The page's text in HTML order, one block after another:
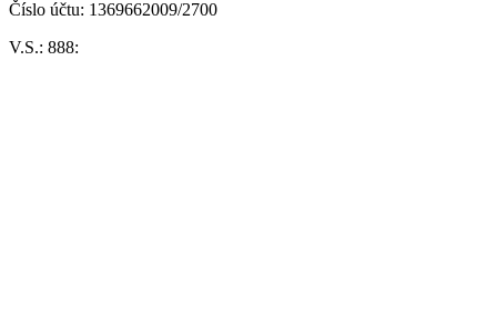
Číslo účtu: 1369662009/2700
V.S.: 888: